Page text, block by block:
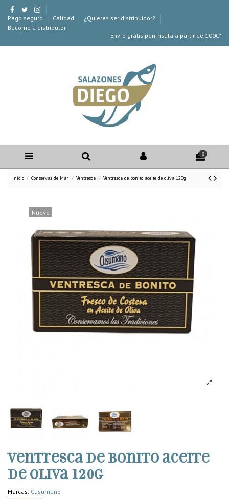
Pago seguro Calidad
¿Quieres ser distribuidor?
Become a distributor
Envío gratis península a partir de 100€*
0
Inicio Conservas de Mar Ventresca Ventresca de bonito aceite de oliva 120g
Nuevo
Ventresca de bonito aceite
de oliva 120g
Marcas: Cusumano